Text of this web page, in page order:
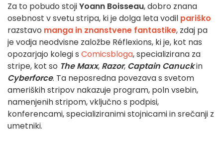
Za to pobudo stojiYoann Boisseau, dobro znana
osebnost v svetu stripa, ki je dolga leta vodil pariško
razstavo manga in znanstvene fantastike, zdaj pa
je vodja neodvisne založbe Réflexions, ki je, kot nas
opozarjajo kolegi s Comicsbloga, specializirana za
stripe, kot so The Maxx, Razor, Captain Canuckin
Cyberforce. Ta neposredna povezava s svetom
ameriških stripov nakazuje program, poln vsebin,
namenjenih stripom, vključno s podpisi,
konferencami, specializiranimi stojnicami in srečanji z
umetniki.